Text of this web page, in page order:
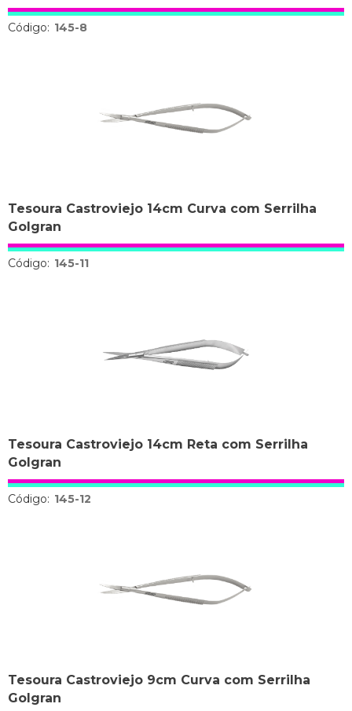
Código: 145-8
Tesoura Castroviejo 14cm Curva com Serrilha
Golgran
Código: 145-11
Tesoura Castroviejo 14cm Reta com Serrilha
Golgran
Código: 145-12
Tesoura Castroviejo 9cm Curva com Serrilha
Golgran